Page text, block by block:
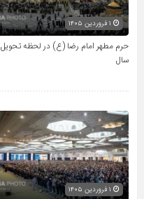
حرم مطهر امام رضا (ع) در لحظه تحویل
سال